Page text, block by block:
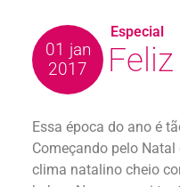
01 jan
2017
Essa época do ano é
Começando pelo
clima natalino cheio
Especial